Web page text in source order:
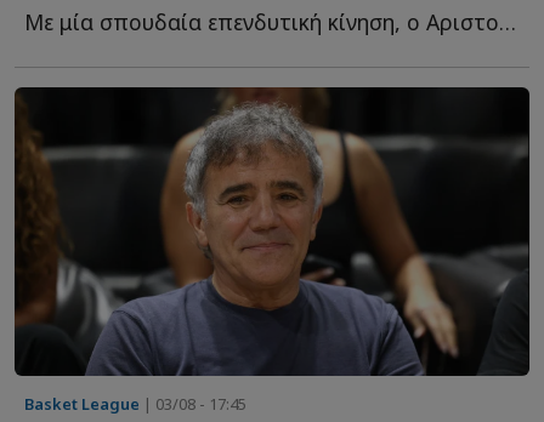
Με μία σπουδαία επενδυτική κίνηση, ο Αριστοτέλης Μυστακίδης κ...
Basket League | 03/08 - 17:45